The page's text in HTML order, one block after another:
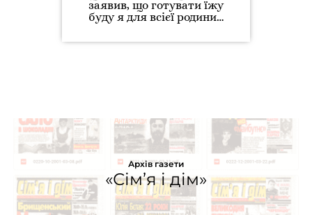
заявив, що готувати їжу
буду я для всієї родини…
Архів газети
«Сім’я і дім»